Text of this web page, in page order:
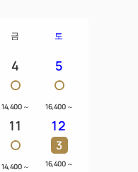
금 토
4
14,400 ～
5
16,400 ～
11
14,400 ～
12
3
16,400 ～